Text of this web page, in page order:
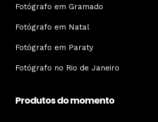
Fotógrafo em Gramado
Fotógrafo em Natal
Fotógrafo em Paraty
Fotógrafo no Rio de Janeiro
Produtos do momento